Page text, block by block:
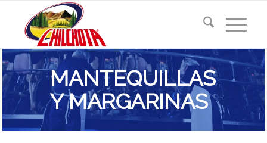
MANTEQUILLAS
Y MARGARINAS